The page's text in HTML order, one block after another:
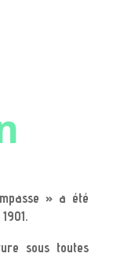
» a été
sous toutes